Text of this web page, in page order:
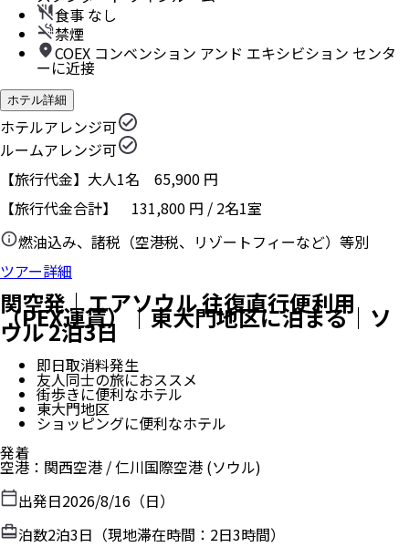
食事 なし
禁煙
COEX コンベンション アンド エキシビション センタ
ーに近接
ホテル詳細
ホテルアレンジ可
ルームアレンジ可
【旅行代金】大人1名 65,900 円
【旅行代金合計】 131,800 円 / 2名1室
燃油込み、諸税（空港税、リゾートフィーなど）等別
ツアー詳細
関空発｜エアソウル 往復直行便利用
（PEX運賃）｜東大門地区に泊まる｜ソ
ウル 2泊3日
即日取消料発生
友人同士の旅におススメ
街歩きに便利なホテル
東大門地区
ショッピングに便利なホテル
発着
空港 ： 関西空港 /仁川国際空港 (ソウル)
出発日2026/8/16（日）
泊数2泊3日（現地滞在時間： 2日3時間）